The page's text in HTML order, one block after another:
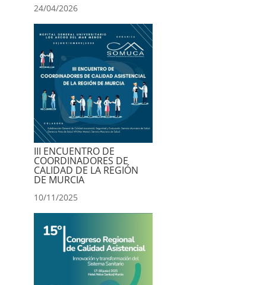
24/04/2026
III ENCUENTRO DE
COORDINADORES DE
CALIDAD DE LA REGIÓN
DE MURCIA
10/11/2025